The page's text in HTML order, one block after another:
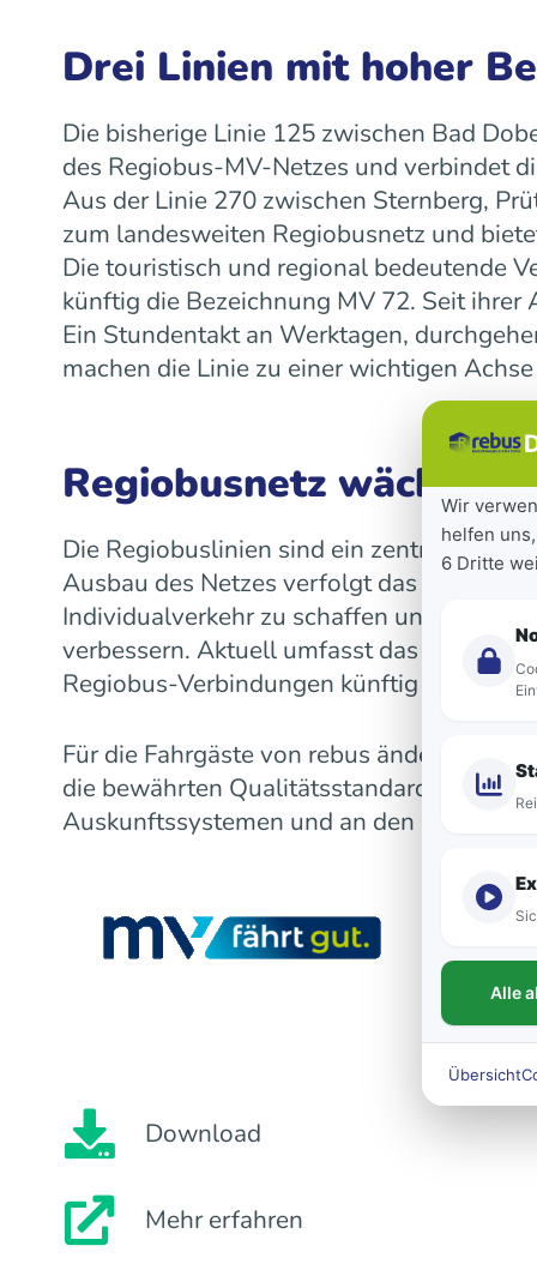
Drei Linien mit hoher
Die bisherige Linie 125 zwischen Bad
des Regiobus-MV-Netzes und verbindet
Aus der Linie 270 zwischen Sternberg,
zum landesweiten Regiobusnetz und
Die touristisch und regional bedeutende
künftig die Bezeichnung MV 72. Seit
Ein Stundentakt an Werktagen,
machen die Linie zu einer wichtigen
Regiobusnetz wächst
Die Regiobuslinien sind ein zentraler
Ausbau des Netzes verfolgt das Land
Individualverkehr zu schaffen und die
verbessern. Aktuell umfasst das
Regiobus-Verbindungen künftig auf einen
Für die Fahrgäste von rebus ändert sich
die bewährten Qualitätsstandards
Auskunftssystemen und an den
Download
Mehr erfahren
Wir
helfen
6 Dritte
Alle
Übersicht